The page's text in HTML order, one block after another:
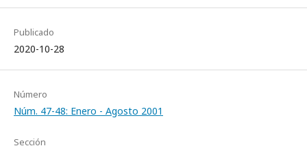
Publicado
2020-10-28
Número
Núm. 47-48: Enero - Agosto 2001
Sección